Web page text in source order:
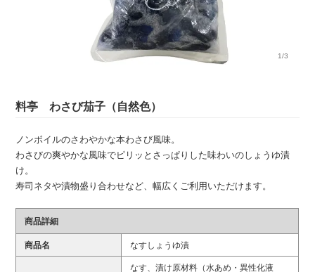
1/3
料亭 わさび茄子（自然色）
ノンボイルのさわやかな本わさび風味。
わさびの爽やかな風味でピリッとさっぱりした味わいのしょうゆ漬
け。
寿司ネタや漬物盛り合わせなど、幅広くご利用いただけます。
商品詳細
商品名 なすしょうゆ漬
なす、漬け原材料（水あめ・異性化液